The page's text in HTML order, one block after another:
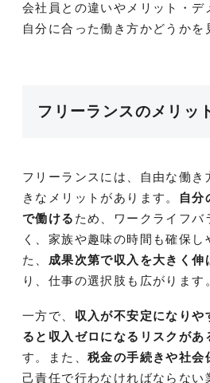
会社員との違いやメリット・デ
自分に合った働き方かどうかを
フリーランスのメリッ
フリーランスには、自由な働き
きなメリットがあります。
自分
で働ける ため、ワークライフバ
く、家族や趣味の時間も確保し
た、 成果次第で収入を大きく伸
り、仕事の選択肢も広がります
一方で、 収入が不安定になりや
ると収入ゼロになるリスクがあ
す。また、 税金の手続きや社会
己責任で行わなければならない